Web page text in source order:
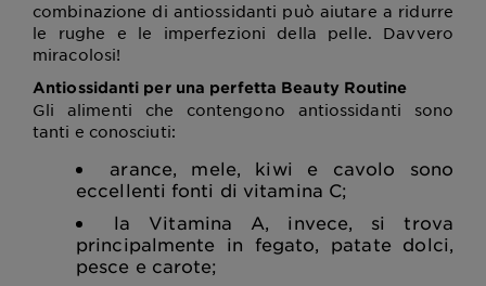
combinazione di antiossidanti può aiutare a ridurre
le rughe e le imperfezioni della pelle. Davvero
miracolosi!
Antiossidanti per una perfetta Beauty Routine
Gli alimenti che contengono antiossidanti sono
tanti e conosciuti:
arance, mele, kiwi e cavolo sono
eccellenti fonti di vitamina C;
la Vitamina A, invece, si trova
principalmente in fegato, patate dolci,
pesce e carote;